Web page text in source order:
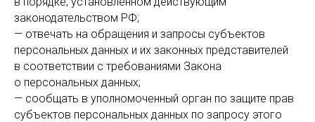
законодательством РФ;
— отвечать на обращения и запросы субъектов
персональных данных и их законных представителей
в соответствии с требованиями Закона
о персональных данных;
— сообщать в уполномоченный орган по защите прав
субъектов персональных данных по запросу этого